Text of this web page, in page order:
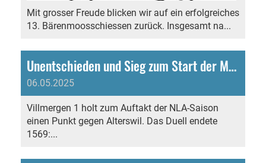
Mit grosser Freude blicken wir auf ein erfolgreiches
13. Bärenmoosschiessen zurück. Insgesamt na...
Unentschieden und Sieg zum Start der Mannschaftsmeisterschaft
06.05.2025
Villmergen 1 holt zum Auftakt der NLA-Saison
einen Punkt gegen Alterswil. Das Duell endete
1569:...